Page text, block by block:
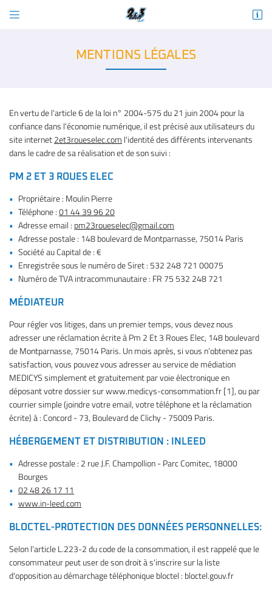
 
En cochant cette case, vous consentez à recevoir nos propositions commerciales à
utilisantle formulaire de désinscription.
01 44 39 96 20
MENTIONS LÉGALES
En vertu de l'article 6 de la loi n° 2004-575 du 21 juin 2004 pour la
confiance dans l'économie numérique, il est précisé aux utilisateurs du
site internet2et3roueselec.com l'identité des différents intervenants
dans le cadre de sa réalisation et de son suivi :
PM 2 ET 3 ROUES ELEC
Propriétaire : Moulin Pierre
Téléphone :01 44 39 96 20
Adresse email :
Adresse postale : 148 boulevard de Montparnasse, 75014 Paris
Société au Capital de : €
Enregistrée sous le numéro de Siret : 532 248 721 00075
Numéro de TVA intracommunautaire : FR 75 532 248 721
MÉDIATEUR
Pour régler vos litiges, dans un premier temps, vous devez nous
adresser une réclamation écrite à Pm 2 Et 3 Roues Elec, 148 boulevard
de Montparnasse, 75014 Paris. Un mois après, si vous n’obtenez pas
satisfaction, vous pouvez vous adresser au service de médiation
MEDICYS simplement et gratuitement par voie électronique en
déposant votre dossier sur www.medicys-consommation.fr [1], ou par
courrier simple (joindre votre email, votre téléphone et la réclamation
écrite) à : Concord - 73, Boulevard de Clichy - 75009 Paris.
HÉBERGEMENT ET DISTRIBUTION : INLEED
Adresse postale : 2 rue J.F. Champollion - Parc Comitec, 18000
Bourges
02 48 26 17 11
www.in-leed.com
BLOCTEL-PROTECTION DES DONNÉES PERSONNELLES:
Selon l'article L.223-2 du code de la consommation, il est rappelé que le
consommateur peut user de son droit à s'inscrire sur la liste
d'opposition au démarchage téléphonique bloctel : bloctel.gouv.fr